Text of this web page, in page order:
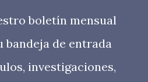
boletín mensual
bandeja de entrada
investigaciones,